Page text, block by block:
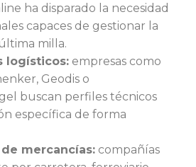
ha disparado la necesidad
capaces de gestionar la
milla.
logísticos: empresas como
Geodis o
buscan perfiles técnicos
específica de forma
mercancías: compañías